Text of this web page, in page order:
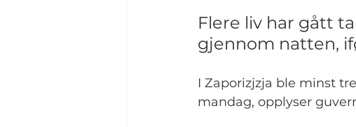
Flere liv har gått
gjennom natten,
I Zaporizjzja ble minst
mandag, opplyser